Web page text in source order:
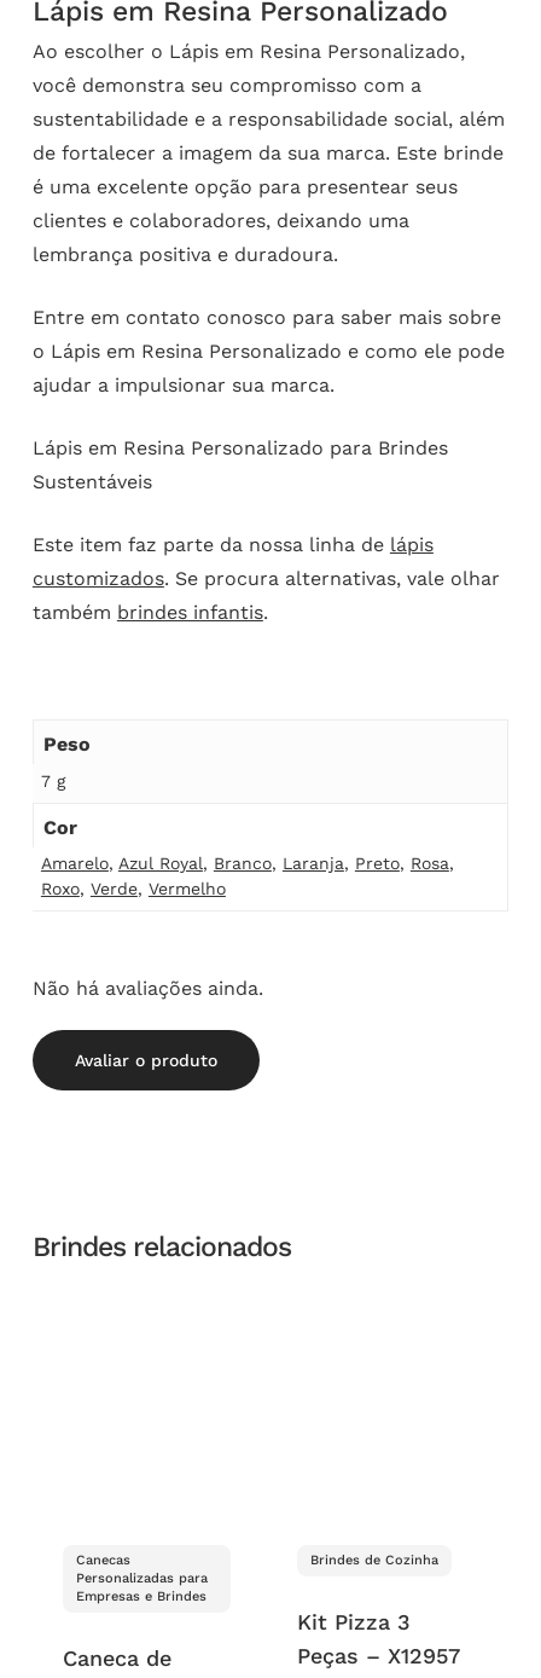
Lápis em Resina Personalizado
Ao escolher o Lápis em Resina Personalizado,
você demonstra seu compromisso com a
sustentabilidade e a responsabilidade social, além
de fortalecer a imagem da sua marca. Este brinde
é uma excelente opção para presentear seus
clientes e colaboradores, deixando uma
lembrança positiva e duradoura.
Entre em contato conosco para saber mais sobre
o Lápis em Resina Personalizado e como ele pode
ajudar a impulsionar sua marca.
Lápis em Resina Personalizado para Brindes
Sustentáveis
Este item faz parte da nossa linha de lápis
customizados. Se procura alternativas, vale olhar
também brindes infantis.
Peso
7 g
Cor
Amarelo, Azul Royal, Branco, Laranja, Preto, Rosa,
Roxo, Verde, Vermelho
Não há avaliações ainda.
Avaliar o produto
Brindes relacionados
Canecas
Personalizadas para
Empresas e Brindes
Caneca de
Brindes de Cozinha
Kit Pizza 3
Peças – X12957